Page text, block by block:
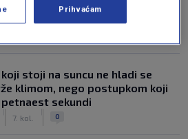
stoji na suncu ne hladi se
klimom, nego postupkom koji
sekundi
7. kol. 0
Prihvaćam